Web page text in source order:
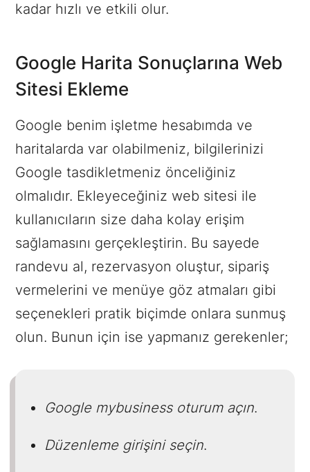
kadar hızlı ve etkili olur.
Google Harita Sonuçlarına Web
Sitesi Ekleme
Google benim işletme hesabımda ve
haritalarda var olabilmeniz, bilgilerinizi
Google tasdikletmeniz önceliğiniz
olmalıdır. Ekleyeceğiniz web sitesi ile
kullanıcıların size daha kolay erişim
sağlamasını gerçekleştirin. Bu sayede
randevu al, rezervasyon oluştur, sipariş
vermelerini ve menüye göz atmaları gibi
seçenekleri pratik biçimde onlara sunmuş
olun. Bunun için ise yapmanız gerekenler;
Google mybusiness oturum açın.
Düzenleme girişini seçin.